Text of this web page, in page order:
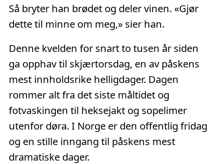
Så bryter han brødet og deler vinen. «Gjør
dette til minne om meg,» sier han.
Denne kvelden for snart to tusen år siden
ga opphav til skjærtorsdag, en av påskens
mest innholdsrike helligdager. Dagen
rommer alt fra det siste måltidet og
fotvaskingen til heksejakt og sopelimer
utenfor døra. I Norge er den offentlig fridag
og en stille inngang til påskens mest
dramatiske dager.